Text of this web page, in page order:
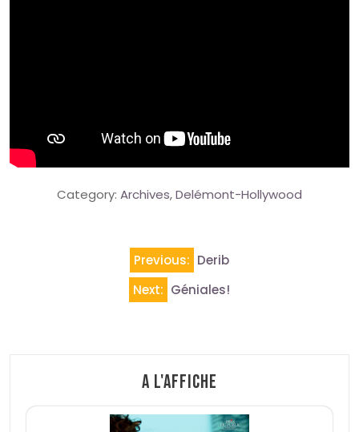
Category: Archives,Delémont-Hollywood
Previous: Derib
Next: Géniales!
A l'affiche